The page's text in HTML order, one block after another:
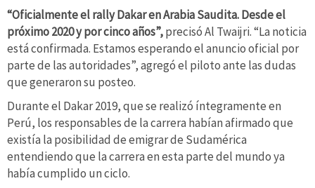
“Oficialmente el rally Dakar en Arabia Saudita. Desde el
próximo 2020 y por cinco años”,precisó Al Twaijri. “La noticia
está confirmada. Estamos esperando el anuncio oficial por
parte de las autoridades”, agregó el piloto ante las dudas
que generaron su posteo.
Durante el Dakar 2019, que se realizó íntegramente en
Perú, los responsables de la carrera habían afirmado que
existía la posibilidad de emigrar de Sudamérica
entendiendo que la carrera en esta parte del mundo ya
había cumplido un ciclo.